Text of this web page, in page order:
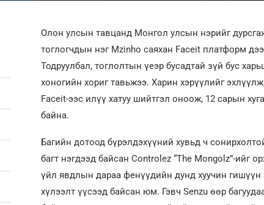
Олон улсын тавцанд Монгол улсын нэрийг
тоглогчдын нэг Mzinho саяхан Faceit платформ
Тодруулбал, тоглолтын үеэр бусадтай зүй бус
хоногийн хориг тавьжээ. Харин хэрүүлийг
Faceit-ээс илүү хатуу шийтгэл оноож, 12 сарын
байна.
Багийн дотоод бүрэлдэхүүний хувьд ч
багт нэгдээд байсан Controlez “The Mongolz”-ийг
үйл явдлын дараа фенүүдийн дунд хуучин гишүүн
хүлээлт үүсээд байсан юм. Гэвч Senzu өөр